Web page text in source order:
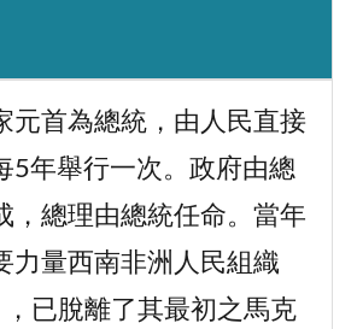
元首為總統，由人民直接
5年舉行一次。政府由總
，總理由總統任命。當年
力量西南非洲人民組織
，已脫離了其最初之馬克